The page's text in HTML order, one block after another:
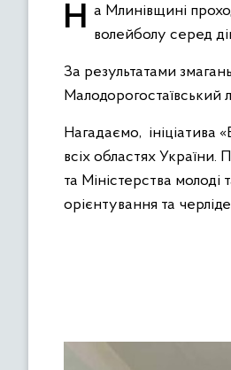
На Млинівщині проходить ІІ етап змагань «Пліч-о-пліч. Всеукраїнські шкільні ліги». Днями відбулися змагання з волейболу серед
За результатами
Малодорогостаївський
Нагадаємо, ініціатива
всіх областях України.
та Міністерства
орієнтування та